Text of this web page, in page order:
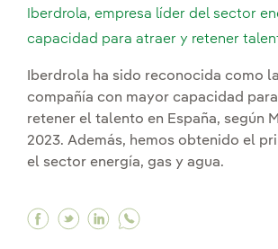
Iberdrola, empresa líder del sector
capacidad para atraer y retener
Iberdrola ha sido reconocida como
compañía con mayor capacidad
retener el talento en España, según
2023. Además, hemos obtenido el
el sector energía, gas y agua.
Facebook Iberdrola,
Twitter Iberdrola,
Linkedin Iberdrola,